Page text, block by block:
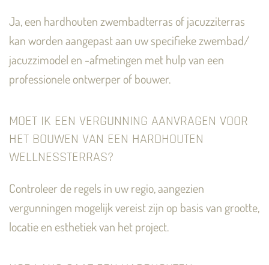
Ja, een hardhouten zwembadterras of jacuzziterras
kan worden aangepast aan uw specifieke zwembad/
jacuzzimodel en -afmetingen met hulp van een
professionele ontwerper of bouwer.
MOET IK EEN VERGUNNING AANVRAGEN VOOR
HET BOUWEN VAN EEN HARDHOUTEN
WELLNESSTERRAS?
Controleer de regels in uw regio, aangezien
vergunningen mogelijk vereist zijn op basis van grootte,
locatie en esthetiek van het project.